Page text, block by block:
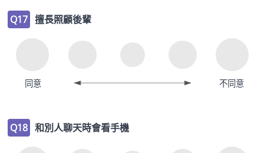
Q17 擅長照顧後輩
同意 不同意
Q18 和別人聊天時會看手機